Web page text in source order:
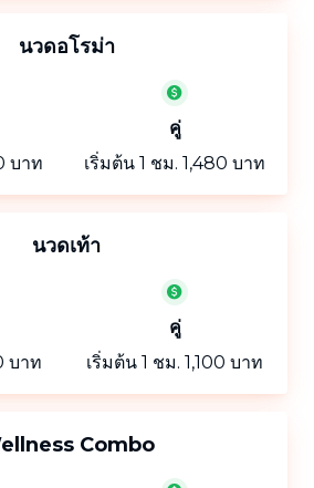
นวดอโรม่า
บาท
คู่
เริ่มต้น 1 ชม. 1,480 บาท
นวดเท้า
บาท
คู่
เริ่มต้น 1 ชม. 1,100 บาท
Combo